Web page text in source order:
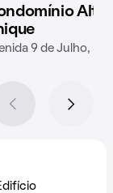
Alta
9 de Julho,